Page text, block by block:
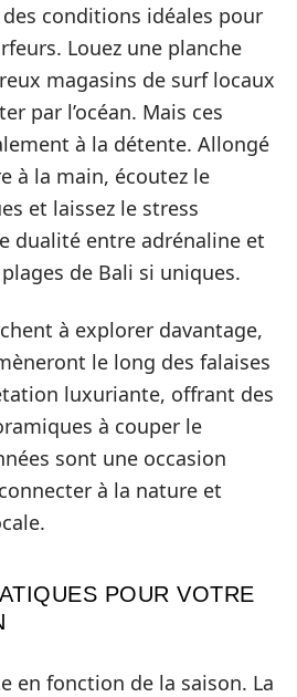
conditions idéales pour
Louez une planche
magasins de surf locaux
par l’océan. Mais ces
à la détente. Allongé
à la main, écoutez le
et laissez le stress
dualité entre adrénaline et
de Bali si uniques.
à explorer davantage,
le long des falaises
luxuriante, offrant des
à couper le
sont une occasion
à la nature et
POUR VOTRE
en fonction de la saison. La